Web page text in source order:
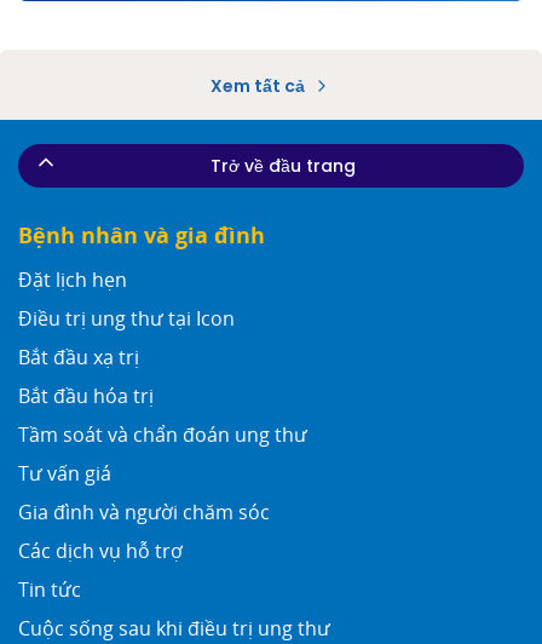
Xem tất cả
Bệnh nhân và gia đình
Đặt lịch hẹn
Điều trị ung thư tại Icon
Bắt đầu xạ trị
Bắt đầu hóa trị
Tầm soát và chẩn đoán ung thư
Tư vấn giá
Gia đình và người chăm sóc
Các dịch vụ hỗ trợ
Tin tức
Cuộc sống sau khi điều trị ung thư
Trở về đầu trang